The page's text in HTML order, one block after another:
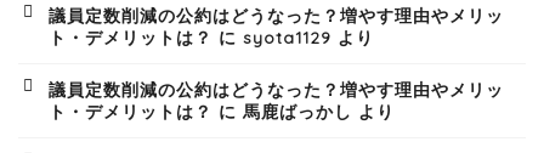
議員定数削減の公約はどうなった？増やす理由やメリッ
ト・デメリットは？ に syota1129 より
議員定数削減の公約はどうなった？増やす理由やメリッ
ト・デメリットは？ に 馬鹿ばっかし より